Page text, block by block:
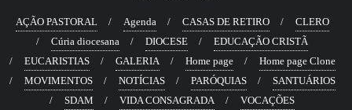
AÇÃO PASTORAL Agenda CASAS DE RETIRO
CLERO
Cúria diocesana
DIOCESE
EDUCAÇÃO CRISTÃ
EUCARISTIAS
GALERIA Home page
Home page Clone
MOVIMENTOS
NOTÍCIAS PARÓQUIAS
SANTUÁRIOS
SDAM
VIDA CONSAGRADA VOCAÇÕES